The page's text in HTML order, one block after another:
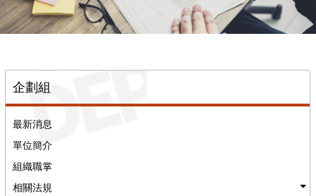
企劃組
最新消息
單位簡介
組織職掌
相關法規